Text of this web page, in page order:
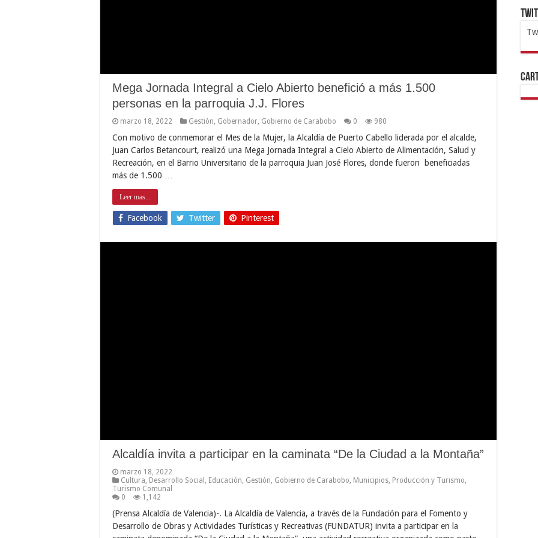
Mega Jornada Integral a Cielo Abierto benefició a más 1.500
personas en la parroquia J.J. Flores
marzo 18, 2022 Gestión Gobernador Gobierno de Carabobo 0 980
Con motivo de conmemorar el Mes de la Mujer, la Alcaldía de Puerto Cabello liderada por el alcalde,
Juan Carlos Betancourt, realizó una Mega Jornada Integral a Cielo Abierto de Alimentación, Salud y
Recreación, en el Barrio Universitario de la parroquia Juan José Flores, donde fueron beneficiadas
más de 1.500 …
Leer mas...
Facebook Twitter Pinterest
Alcaldía invita a participar en la caminata “De la Ciudad a la Montaña”
marzo 18, 2022
Cultura Desarrollo Social Educación Gestión Gobierno de Carabobo Municipios Producción y Turismo
Turismo Comunal
0
1,142
(Prensa Alcaldía de Valencia)-. La Alcaldía de Valencia, a través de la Fundación para el Fomento y
Desarrollo de Obras y Actividades Turísticas y Recreativas (FUNDATUR) invita a participar en la